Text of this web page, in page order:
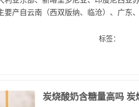
产自云南（西双版纳、临沧）、广东
标签：
炭烧酸奶含糖量高吗 炭